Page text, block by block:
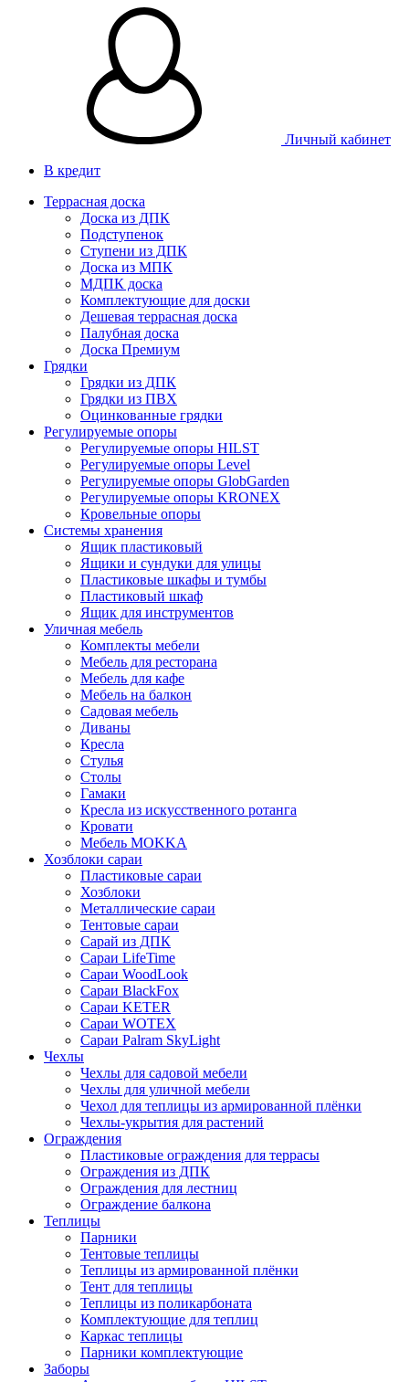
Личный кабинет
В кредит
Террасная доска
Доска из ДПК
Подступенок
Ступени из ДПК
Доска из МПК
МДПК доска
Комплектующие для доски
Дешевая террасная доска
Палубная доска
Доска Премиум
Грядки
Грядки из ДПК
Грядки из ПВХ
Оцинкованные грядки
Регулируемые опоры
Регулируемые опоры HILST
Регулируемые опоры Level
Регулируемые опоры GlobGarden
Регулируемые опоры KRONEX
Кровельные опоры
Системы хранения
Ящик пластиковый
Ящики и сундуки для улицы
Пластиковые шкафы и тумбы
Пластиковый шкаф
Ящик для инструментов
Уличная мебель
Комплекты мебели
Мебель для ресторана
Мебель для кафе
Мебель на балкон
Садовая мебель
Диваны
Кресла
Стулья
Столы
Гамаки
Кресла из искусственного ротанга
Кровати
Мебель MOKKA
Хозблоки сараи
Пластиковые сараи
Хозблоки
Металлические сараи
Тентовые сараи
Сарай из ДПК
Cараи LifeTime
Cараи WoodLook
Сараи BlackFox
Сараи KETER
Сараи WOTEX
Сараи Palram SkyLight
Чехлы
Чехлы для садовой мебели
Чехлы для уличной мебели
Чехол для теплицы из армированной плёнки
Чехлы-укрытия для растений
Ограждения
Пластиковые ограждения для террасы
Ограждения из ДПК
Ограждения для лестниц
Ограждение балкона
Теплицы
Парники
Тентовые теплицы
Теплицы из армированной плёнки
Тент для теплицы
Теплицы из поликарбоната
Комплектующие для теплиц
Каркас теплицы
Парники комплектующие
Заборы